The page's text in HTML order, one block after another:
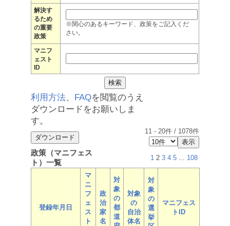
解決す
るため
の重要
政策
※関心のあるキーワード、政策をご記入くだ
さい。
マニフ
ェスト
ID
利用方法、 FAQを閲覧のうえ
ダウンロードをお願いしま
す。
11 - 20件 / 1078件
政策（マニフェス
ト）一覧
1 2 3 4 5 ... 108
登録年月日
マ
ニ
フ
ェ
ス
ト
政
治
家
名
対
象
の
都
道
対象
の
自治
体名
対
象
の
選
挙
マニフェス
トID